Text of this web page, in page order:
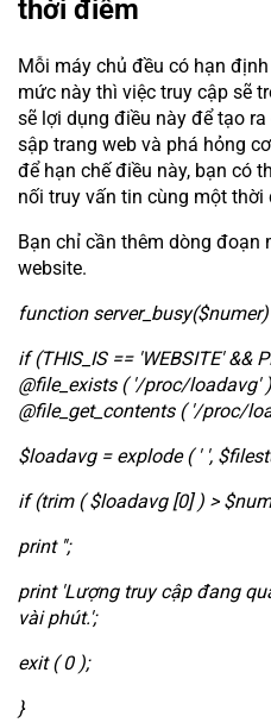
thời điểm
Mỗi máy chủ đều có hạn
mức này thì việc truy cập sẽ
sẽ lợi dụng điều này để tạo
sập trang web và phá hỏng
để hạn chế điều này, bạn có
nối truy vấn tin cùng một thời
Bạn chỉ cần thêm dòng đoạn
website.
function
if (THIS_IS == 'WEBSITE' &&
@file_exists ( '/proc/loadavg'
@file_get_contents ( '/proc/
$loadavg = explode ( ' ',
if (trim ( $loadavg [0] ) >
print '';
print 'Lượng truy cập đang
vài phút.';
exit ( 0 );
}